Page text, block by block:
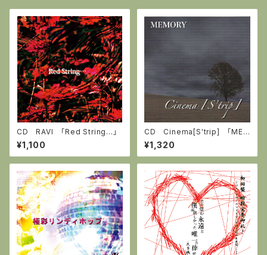
CD RAVI 「Red String…」
¥1,100
CD Cinema[S'trip] 「MEM
ORY」
¥1,320